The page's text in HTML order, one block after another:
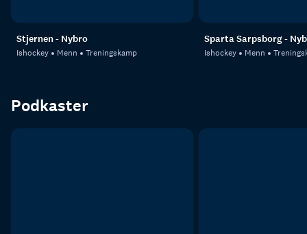
Stjernen - Nybro
Ishockey Menn Treningskamp
Sparta Sarpsborg -
Ishockey Menn
Podkaster